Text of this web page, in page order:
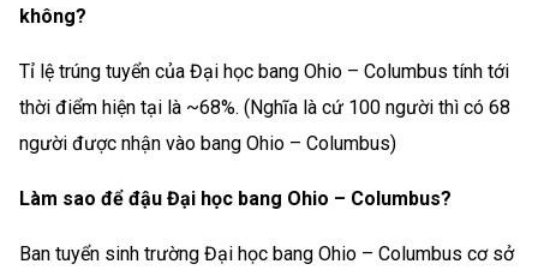
không?
Tỉ lệ trúng tuyển của Đại học bang Ohio – Columbus tính tới
thời điểm hiện tại là ~68%. (Nghĩa là cứ 100 người thì có 68
người được nhận vào bang Ohio – Columbus)
Làm sao để đậu Đại học bang Ohio – Columbus?
Ban tuyển sinh trường Đại học bang Ohio – Columbus cơ sở